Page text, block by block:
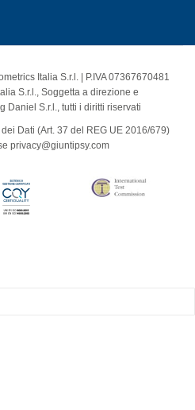
Italia S.r.l. | P.IVA 07367670481
S.r.l., Soggetta a direzione e
Daniel S.r.l., tutti i diritti riservati
Dati (Art. 37 del REG UE 2016/679)
privacy@giuntipsy.com